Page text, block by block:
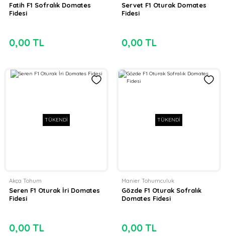
Fatih F1 Sofralık Domates
Fidesi
0,00 TL
Servet F1 Oturak Domates
Fidesi
0,00 TL
TÜKENDİ
Akça Tohum
Seren F1 Oturak İri Domates
Fidesi
0,00 TL
TÜKENDİ
Manier Tohumculuk
Gözde F1 Oturak Sofralık
Domates Fidesi
0,00 TL